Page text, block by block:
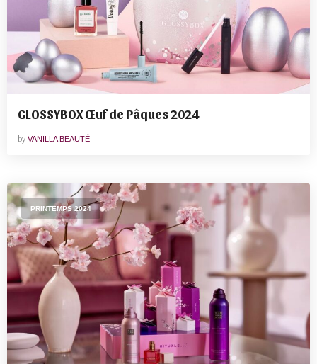
GLOSSYBOX Œuf de Pâques 2024
by VANILLA BEAUTÉ
PRINTEMPS 2024